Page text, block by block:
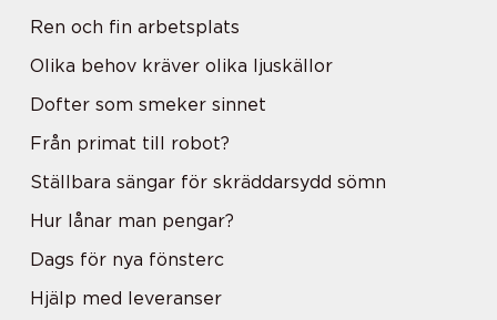
Ren och fin arbetsplats
Olika behov kräver olika ljuskällor
Dofter som smeker sinnet
Från primat till robot?
Ställbara sängar för skräddarsydd sömn
Hur lånar man pengar?
Dags för nya fönsterc
Hjälp med leveranser